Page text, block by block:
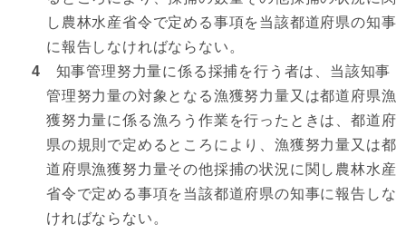
し農林水産省令で定める事項を当該都道府県の知事
に報告しなければならない。
4 知事管理努力量に係る採捕を行う者は、当該知事
管理努力量の対象となる漁獲努力量又は都道府県漁
獲努力量に係る漁ろう作業を行ったときは、都道府
県の規則で定めるところにより、漁獲努力量又は都
道府県漁獲努力量その他採捕の状況に関し農林水産
省令で定める事項を当該都道府県の知事に報告しな
ければならない。